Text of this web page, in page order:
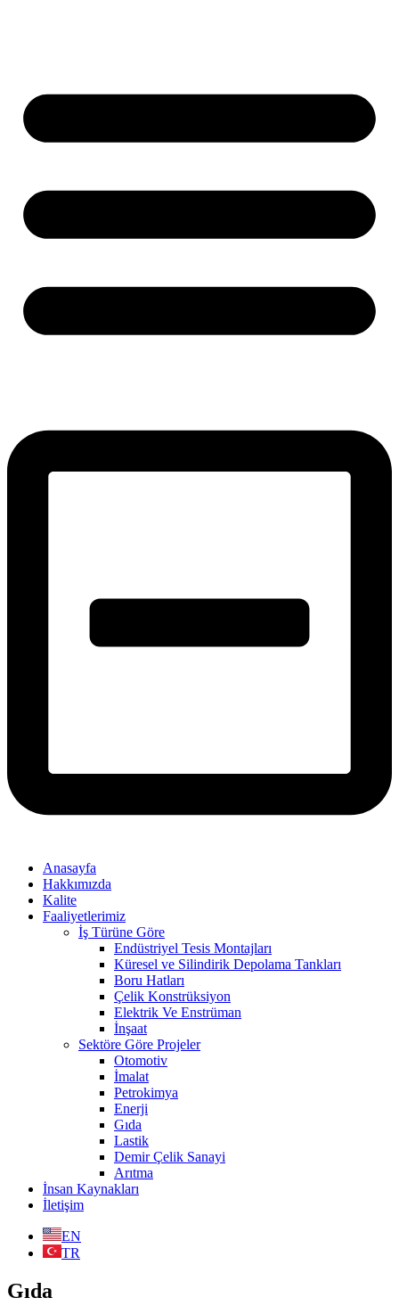
Anasayfa
Hakkımızda
Kalite
Faaliyetlerimiz
İş Türüne Göre
Endüstriyel Tesis Montajları
Küresel ve Silindirik Depolama Tankları
Boru Hatları
Çelik Konstrüksiyon
Elektrik Ve Enstrüman
İnşaat
Sektöre Göre Projeler
Otomotiv
İmalat
Petrokimya
Enerji
Gıda
Lastik
Demir Çelik Sanayi
Arıtma
İnsan Kaynakları
İletişim
EN
TR
Gıda